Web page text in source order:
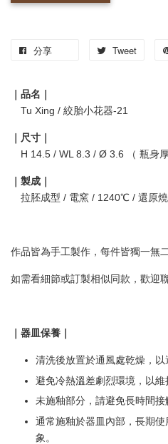
分享 Tweet
｜品名｜
Tu Xing / 絞胎小花器-21
｜尺寸｜
H 14.5 / WL 8.3 / Ø 3.6 （ 瓶身厚
｜製成｜
拉胚成型 / 電窯 / 1240℃ / 還原燒
作品皆為手工製作，每件皆獨一無二
如需看細節或訂製相似同款，歡迎
｜器皿保養｜
清洗後放置於通風處乾燥，以
避免冷熱溫差劇烈環境，以維
未施釉部分，請避免長時間接
通常施釉於器皿內部，長期
象。